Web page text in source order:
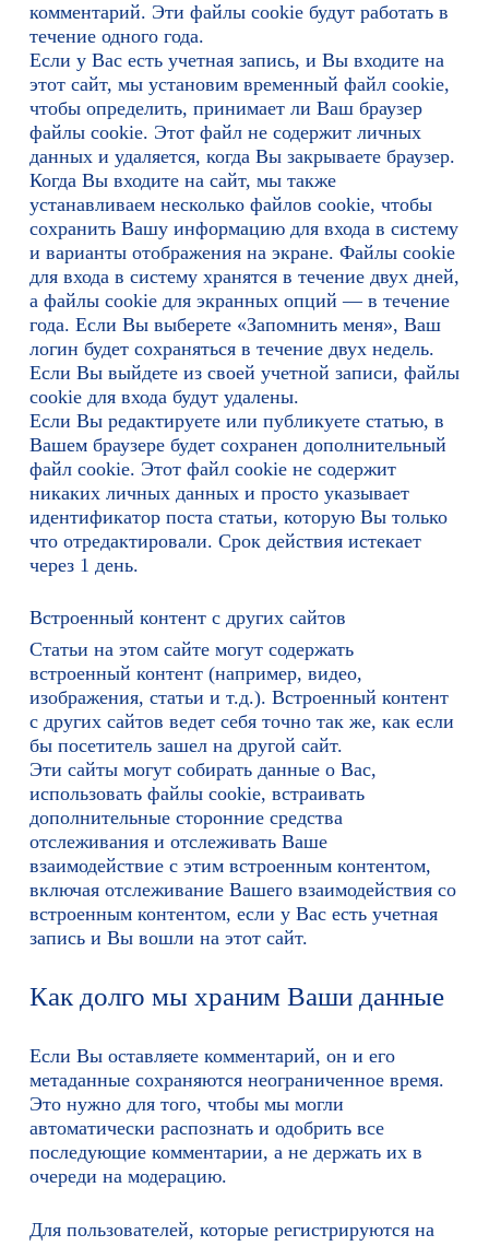
комментарий. Эти файлы cookie будут работать в
течение одного года.
Если у Вас есть учетная запись, и Вы входите на
этот сайт, мы установим временный файл cookie,
чтобы определить, принимает ли Ваш браузер
файлы cookie. Этот файл не содержит личных
данных и удаляется, когда Вы закрываете браузер.
Когда Вы входите на сайт, мы также
устанавливаем несколько файлов cookie, чтобы
сохранить Вашу информацию для входа в систему
и варианты отображения на экране. Файлы cookie
для входа в систему хранятся в течение двух дней,
а файлы cookie для экранных опций — в течение
года. Если Вы выберете «Запомнить меня», Ваш
логин будет сохраняться в течение двух недель.
Если Вы выйдете из своей учетной записи, файлы
cookie для входа будут удалены.
Если Вы редактируете или публикуете статью, в
Вашем браузере будет сохранен дополнительный
файл cookie. Этот файл cookie не содержит
никаких личных данных и просто указывает
идентификатор поста статьи, которую Вы только
что отредактировали. Срок действия истекает
через 1 день.
Встроенный контент с других сайтов
Статьи на этом сайте могут содержать
встроенный контент (например, видео,
изображения, статьи и т.д.). Встроенный контент
с других сайтов ведет себя точно так же, как если
бы посетитель зашел на другой сайт.
Эти сайты могут собирать данные о Вас,
использовать файлы cookie, встраивать
дополнительные сторонние средства
отслеживания и отслеживать Ваше
взаимодействие с этим встроенным контентом,
включая отслеживание Вашего взаимодействия со
встроенным контентом, если у Вас есть учетная
запись и Вы вошли на этот сайт.
Как долго мы храним Ваши данные
Если Вы оставляете комментарий, он и его
метаданные сохраняются неограниченное время.
Это нужно для того, чтобы мы могли
автоматически распознать и одобрить все
последующие комментарии, а не держать их в
очереди на модерацию.
Для пользователей, которые регистрируются на